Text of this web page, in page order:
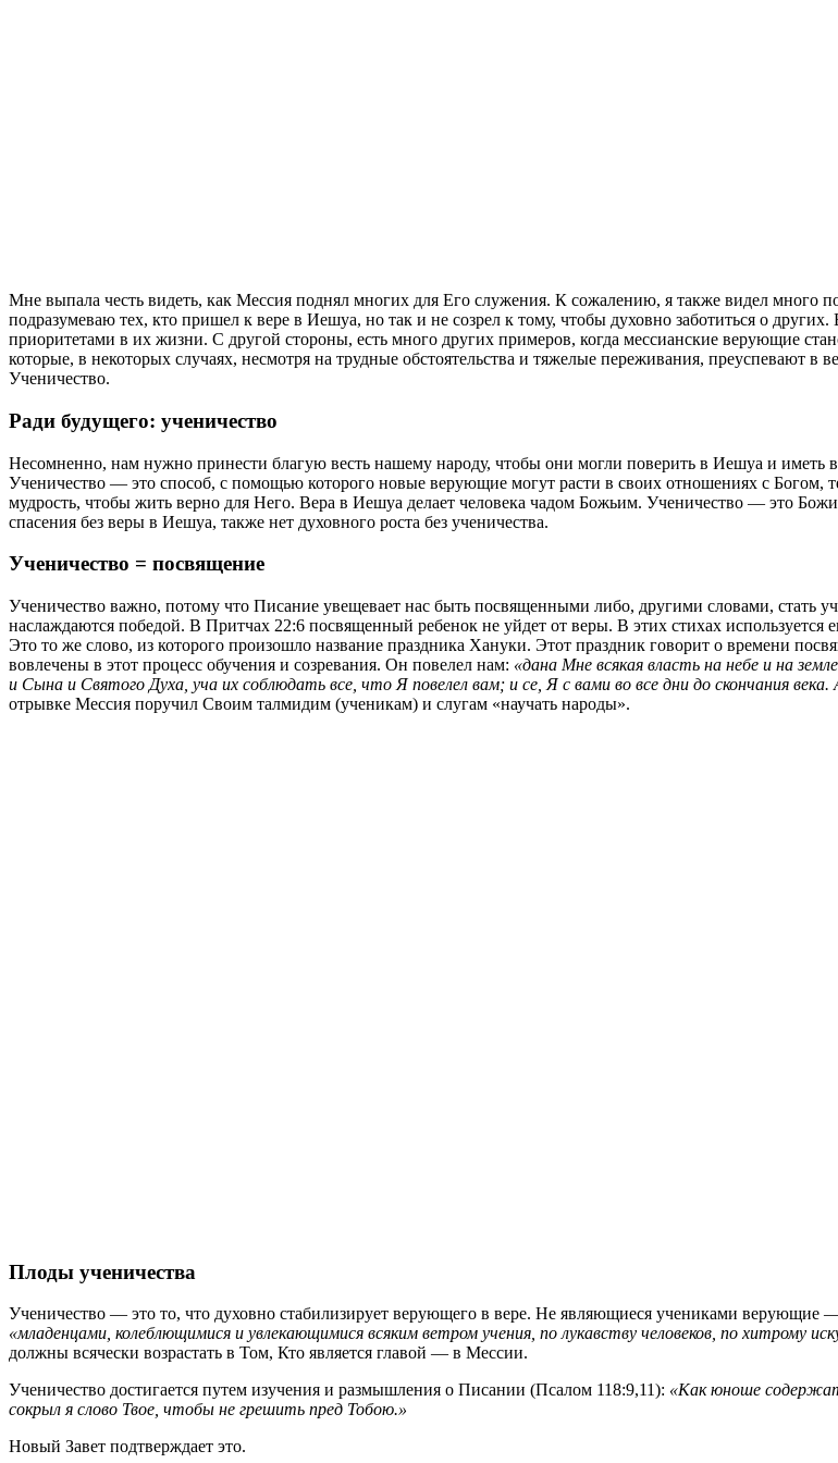
Мне выпала честь видеть, как Мессия поднял многих для Его служения. К сожалению, я также видел много
подразумеваю тех, кто пришел к вере в Иешуа, но так и не созрел к тому, чтобы духовно заботиться о
приоритетами в их жизни. С другой стороны, есть много других примеров, когда мессианские верующие
которые, в некоторых случаях, несмотря на трудные обстоятельства и тяжелые переживания, преуспевают
Ученичество.
Ради будущего: ученичество
Несомненно, нам нужно принести благую весть нашему народу, чтобы они могли поверить в Иешуа и иметь
Ученичество — это способ, с помощью которого новые верующие могут расти в своих отношениях с Богом,
мудрость, чтобы жить верно для Него. Вера в Иешуа делает человека чадом Божьим. Ученичество — это
спасения без веры в Иешуа, также нет духовного роста без ученичества.
Ученичество = посвящение
Ученичество важно, потому что Писание увещевает нас быть посвященными либо, другими словами,
наслаждаются победой. В Притчах 22:6 посвященный ребенок не уйдет от веры. В этих стихах используется
Это то же слово, из которого произошло название праздника Хануки. Этот праздник говорит о времени
вовлечены в этот процесс обучения и созревания. Он повелел нам: «дана Мне всякая власть на небе и на
и Сына и Святого Духа, уча их соблюдать все, что Я повелел вам; и се, Я с вами во все дни до скончания века.
отрывке Мессия поручил Своим талмидим (ученикам) и слугам «научать народы».
Плоды ученичества
Ученичество — это то, что духовно стабилизирует верующего в вере. Не являющиеся учениками
«младенцами, колеблющимися и увлекающимися всяким ветром учения, по лукавству человеков, по хитрому
должны всячески возрастать в Том, Кто является главой — в Мессии.
Ученичество достигается путем изучения и размышления о Писании (Псалом 118:9,11): «Как юноше
сокрыл я слово Твое, чтобы не грешить пред Тобою.»
Новый Завет подтверждает это.